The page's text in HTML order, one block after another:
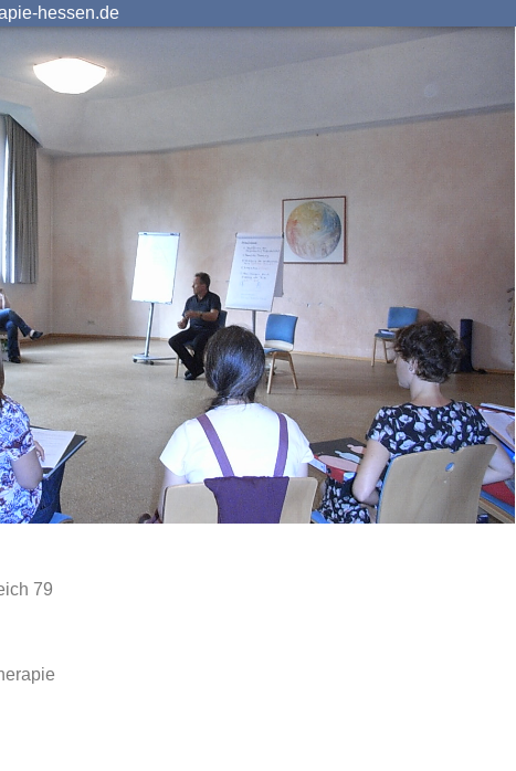
hessen.de
79